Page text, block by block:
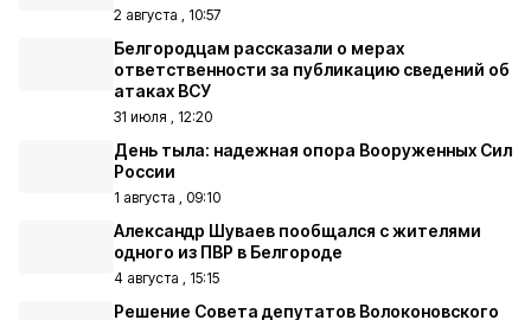
2 августа , 10:57
Белгородцам рассказали о мерах
ответственности за публикацию сведений об
атаках ВСУ
31 июля , 12:20
День тыла: надежная опора Вооруженных Сил
России
1 августа , 09:10
Александр Шуваев пообщался с жителями
одного из ПВР в Белгороде
4 августа , 15:15
Решение Совета депутатов Волоконовского